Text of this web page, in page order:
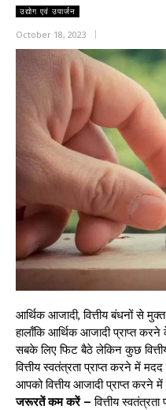
उद्योग एवं उपार्जन
October 18, 2023
आर्थिक आजादी, वित्तीय बंधनों से
हालाँकि आर्थिक आजादी प्राप्त करने
सबके लिए फिट बैठे लेकिन कुछ
वित्तीय स्वतंत्रता प्राप्त करने में
आपको वित्तीय आजादी प्राप्त करने
जरूरतें कम करें – वित्तीय